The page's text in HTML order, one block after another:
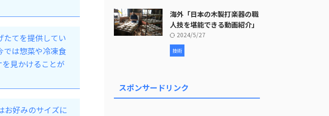
たてを提供してい
では惣菜や冷凍食
見かけることが
お好みのサイズに
海外「日本の木製打楽器の職
人技を堪能できる動画紹介」
2024/5/27
技術
スポンサードリンク